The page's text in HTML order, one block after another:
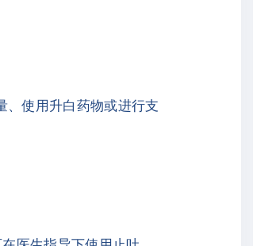
、使用升白药物或进行支